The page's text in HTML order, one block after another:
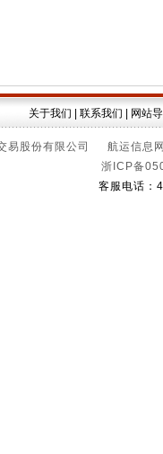
关于我们 联系我们 网站
交易股份有限公司 航运信
浙ICP备
客服电话：